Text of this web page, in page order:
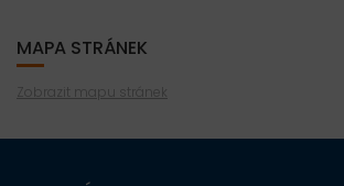
MAPA STRÁNEK
Zobrazit mapu stránek